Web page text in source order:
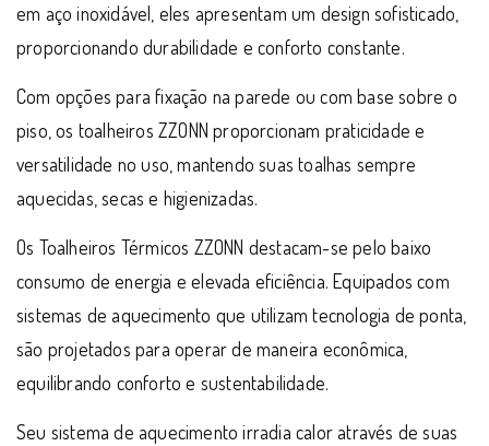
em aço inoxidável, eles apresentam um design sofisticado,
proporcionando durabilidade e conforto constante.
Com opções para fixação na parede ou com base sobre o
piso, os toalheiros ZZONN proporcionam praticidade e
versatilidade no uso, mantendo suas toalhas sempre
aquecidas, secas e higienizadas.
Os Toalheiros Térmicos ZZONN destacam-se pelo baixo
consumo de energia e elevada eficiência. Equipados com
sistemas de aquecimento que utilizam tecnologia de ponta,
são projetados para operar de maneira econômica,
equilibrando conforto e sustentabilidade.
Seu sistema de aquecimento irradia calor através de suas